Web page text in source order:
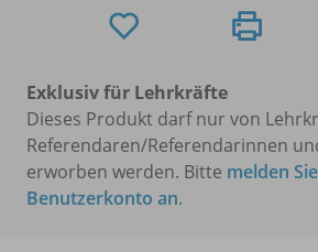
Exklusiv für Lehrkräfte
Dieses Produkt darf nur von
Referendaren/Referendarinnen
erworben werden. Bitte melden
Benutzerkonto an.